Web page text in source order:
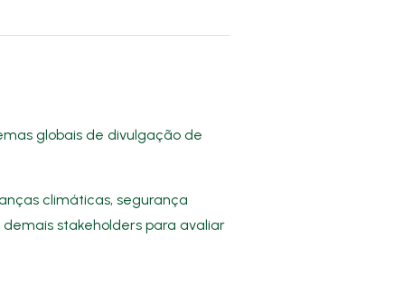
globais de divulgação de
climáticas, segurança
stakeholders para avaliar